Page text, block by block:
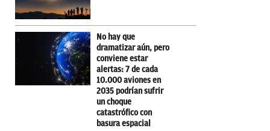
No hay que
dramatizar aún, pero
conviene estar
alertas: 7 de cada
10.000 aviones en
2035 podrían sufrir
un choque
catastrófico con
basura espacial